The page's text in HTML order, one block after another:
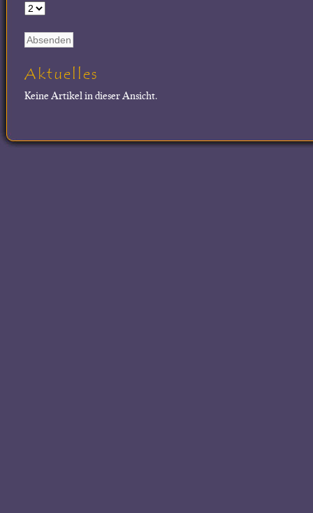
Aktuelles
Keine Artikel in dieser Ansicht.